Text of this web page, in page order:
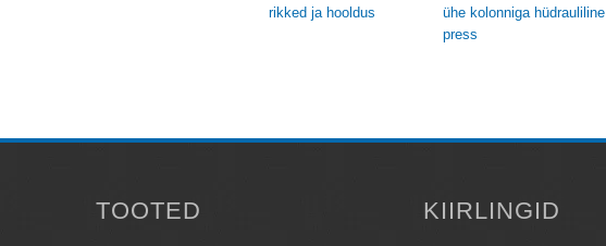
rikked ja hooldus
ühe kolonniga hüdrauliline
press
TOOTED KIIRLINGID